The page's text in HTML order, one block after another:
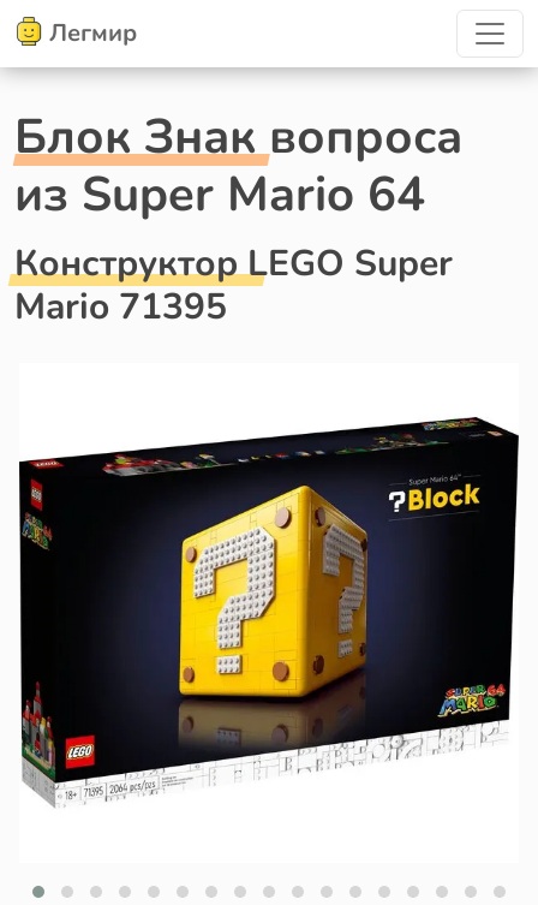
Легмир
Блок Знак вопроса
из Super Mario 64
Конструктор LEGO Super
Mario 71395